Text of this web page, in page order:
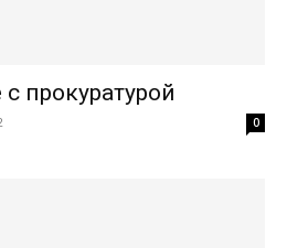
прокуратурой
0